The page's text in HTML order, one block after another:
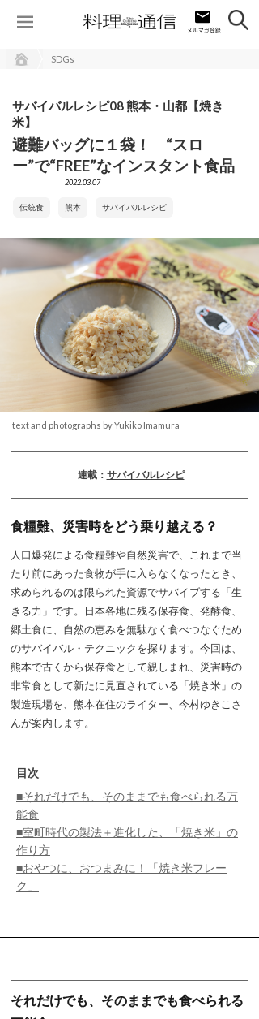
SDGs
サバイバルレシピ08 熊本・山都【焼き
米】
避難バッグに１袋！ “スロ
ー”で“FREE”なインスタント食品
2022.03.07
伝統食 熊本 サバイバルレシピ
text and photographs by Yukiko Imamura
連載： サバイバルレシピ
⾷糧難、災害時をどう乗り越える？
人口爆発による食糧難や自然災害で、これまで当
たり前にあった食物が手に入らなくなったとき、
求められるのは限られた資源でサバイブする「生
きる力」です。日本各地に残る保存食、発酵食、
郷土食に、自然の恵みを無駄なく食べつなぐため
のサバイバル・テクニックを探ります。今回は、
熊本で古くから保存食として親しまれ、災害時の
非常食として新たに見直されている「焼き米」の
製造現場を、熊本在住のライター、今村ゆきこさ
んが案内します。
目次
■それだけでも、そのままでも食べられる万
能食
■室町時代の製法＋進化した、「焼き米」の
作り方
■おやつに、おつまみに！「焼き米フレー
ク」
それだけでも、そのままでも食べられる